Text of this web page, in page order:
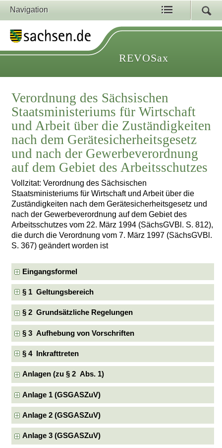
Navigation
REVOSax
Verordnung des Sächsischen
Staatsministeriums für Wirtschaft
und Arbeit über die Zuständigkeiten
nach dem Gerätesicherheitsgesetz
und nach der Gewerbeverordnung
auf dem Gebiet des Arbeitsschutzes
Vollzitat: Verordnung des Sächsischen
Staatsministeriums für Wirtschaft und Arbeit über die
Zuständigkeiten nach dem Gerätesicherheitsgesetz und
nach der Gewerbeverordnung auf dem Gebiet des
Arbeitsschutzes vom 22. März 1994 (SächsGVBl. S. 812),
die durch die Verordnung vom 7. März 1997 (SächsGVBl.
S. 367) geändert worden ist
Eingangsformel
§ 1 Geltungsbereich
§ 2 Grundsätzliche Regelungen
§ 3 Aufhebung von Vorschriften
§ 4 Inkrafttreten
Anlagen (zu § 2 Abs. 1)
Anlage 1 (GSGASZuV)
Anlage 2 (GSGASZuV)
Anlage 3 (GSGASZuV)